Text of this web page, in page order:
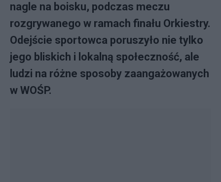
nagle na boisku, podczas meczu
rozgrywanego w ramach finału Orkiestry.
Odejście sportowca poruszyło nie tylko
jego bliskich i lokalną społeczność, ale
ludzi na różne sposoby zaangażowanych
w WOŚP.